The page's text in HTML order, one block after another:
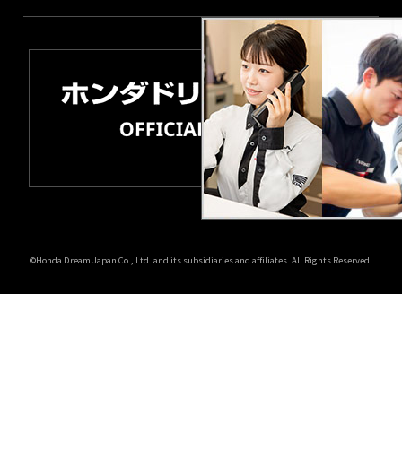
©Honda Dream Japan Co., Ltd. and its subsidiaries and affiliates. All Rights Reserved.